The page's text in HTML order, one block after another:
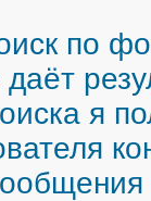
по
я